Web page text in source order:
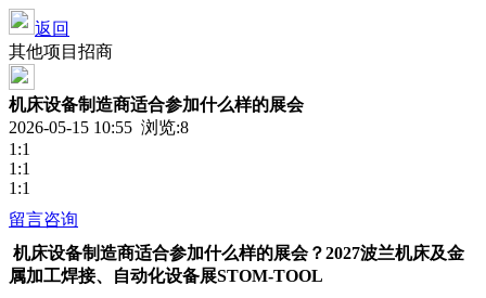
返回
其他项目招商
机床设备制造商适合参加什么样的展会
2026-05-15 10:55 浏览:8
1:1
1:1
1:1
留言咨询
机床设备制造商适合参加什么样的展会？2027波兰机床及金
属加工焊接、 自动化设备展STOM-TOOL